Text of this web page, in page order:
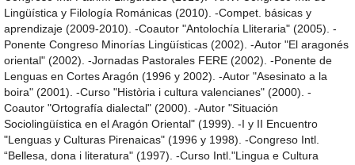
Lingüística y Filología Románicas (2010). -Compet. básicas y
aprendizaje (2009-2010). -Coautor "Antolochía Lliteraria" (2005). -
Ponente Congreso Minorías Lingüísticas (2002). -Autor "El aragonés
oriental" (2002). -Jornadas Pastorales FERE (2002). -Ponente de
Lenguas en Cortes Aragón (1996 y 2002). -Autor "Asesinato a la
boira" (2001). -Curso "Història i cultura valencianes" (2000). -
Coautor "Ortografía dialectal" (2000). -Autor "Situación
Sociolingüística en el Aragón Oriental" (1999). -I y II Encuentro
"Lenguas y Culturas Pirenaicas" (1996 y 1998). -Congreso Intl.
“Bellesa, dona i literatura" (1997). -Curso Intl."Lingua e Cultura